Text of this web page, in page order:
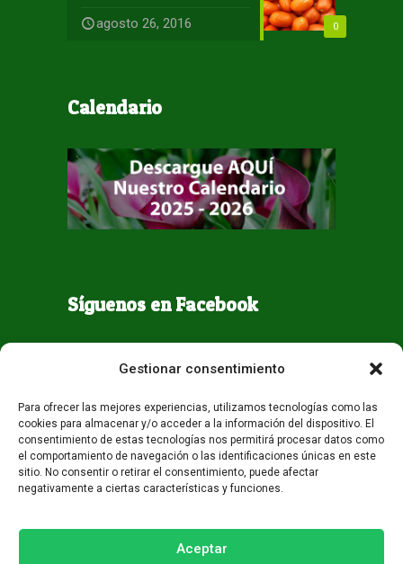
Gestionar consentimiento
Para ofrecer las mejores experiencias, utilizamos tecnologías como las
cookies para almacenar y/o acceder a la información del dispositivo. El
consentimiento de estas tecnologías nos permitirá procesar datos como
el comportamiento de navegación o las identificaciones únicas en este
sitio. No consentir o retirar el consentimiento, puede afectar
negativamente a ciertas características y funciones.
Aceptar
0
agosto 26, 2016
Calendario
Síguenos en Facebook
Todos los derechos reservados - Guaqueta USA 2026